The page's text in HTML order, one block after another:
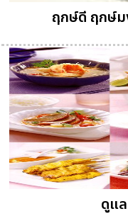
ฤกษ์ดี ฤกษ์ม
ดูแ